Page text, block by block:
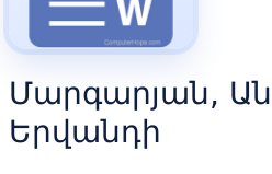
Մարգարյան,
Երվանդի